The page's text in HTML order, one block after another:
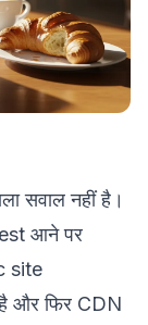
सवाल नहीं है।
आने पर
site
और फिर CDN